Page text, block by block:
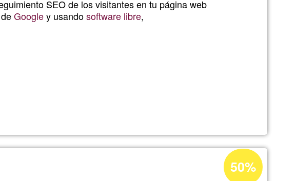
SEO de los visitantes en tu página web
Googley usandosoftware libre,
Porcentaje
de50%